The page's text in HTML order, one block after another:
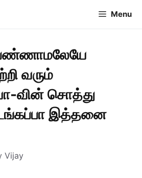
Menu
வரும்
வின் சொத்து
இத்தனை
Vijay